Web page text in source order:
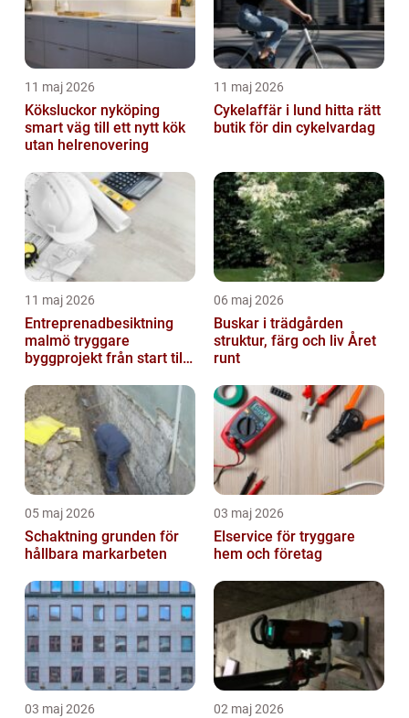
11 maj 2026
Köksluckor nyköping
smart väg till ett nytt kök
utan helrenovering
11 maj 2026
Cykelaffär i lund hitta rätt
butik för din cykelvardag
11 maj 2026
Entreprenadbesiktning
malmö tryggare
byggprojekt från start till
06 maj 2026
Buskar i trädgården
struktur, färg och liv Året
runt
05 maj 2026
Schaktning grunden för
hållbara markarbeten
03 maj 2026
Elservice för tryggare
hem och företag
03 maj 2026 02 maj 2026